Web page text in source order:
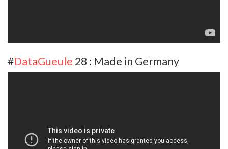
#DataGueule 28 : Made in Germany